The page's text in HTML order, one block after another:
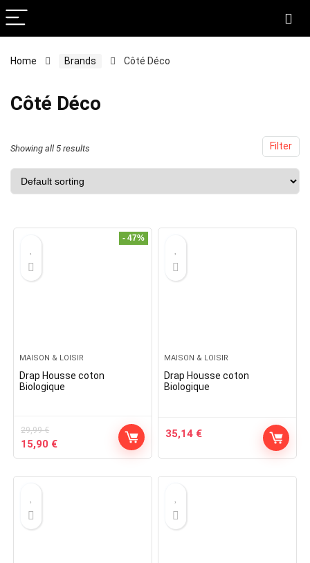
Home Brands Côté Déco
Côté Déco
Filter
Showing all 5 results
- 47%
MAISON & LOISIR
Drap Housse coton
Biologique
29,99€
Original
price
15,90 €Current
price
MAISON & LOISIR
Drap Housse coton
Biologique
35,14 €